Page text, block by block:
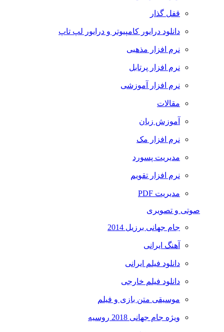
قفل گذار
دانلود درایور کامپیوتر و درایور لپ تاپ
نرم افزار مذهبی
نرم افزار پرتابل
نرم افزار آموزشی
مقالات
آموزش زبان
نرم افزار مک
مدیریت پسورد
نرم افزار تقویم
مدیریت PDF
صوتی و تصویری
جام جهانی برزیل 2014
آهنگ ایرانی
دانلود فیلم ایرانی
دانلود فیلم خارجی
موسیقی متن بازی و فیلم
ویژه جام جهانی 2018 روسیه